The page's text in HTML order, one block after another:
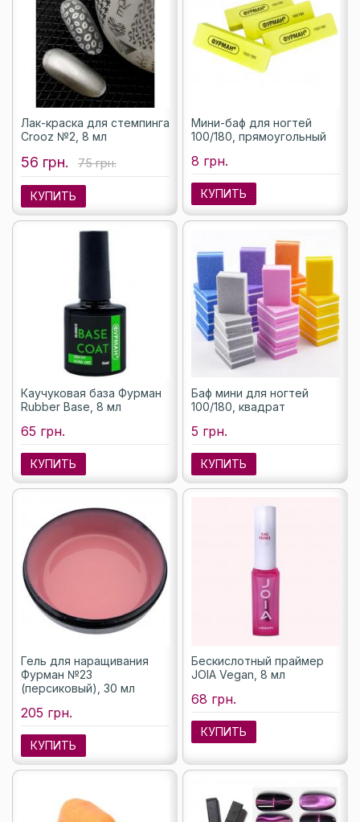
Лак-краска для стемпинга
Crooz №2, 8 мл
56 грн. 75 грн.
КУПИТЬ
Мини-баф для ногтей
100/180, прямоугольный
8 грн.
КУПИТЬ
Каучуковая база Фурман
Rubber Base, 8 мл
65 грн.
КУПИТЬ
Баф мини для ногтей
100/180, квадрат
5 грн.
КУПИТЬ
Гель для наращивания
Фурман №23
(персиковый), 30 мл
205 грн.
КУПИТЬ
Бескислотный праймер
JOIA Vegan, 8 мл
68 грн.
КУПИТЬ